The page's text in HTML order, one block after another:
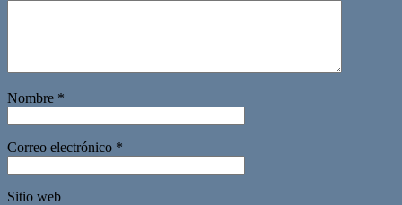
Nombre *
Correo electrónico *
Sitio web